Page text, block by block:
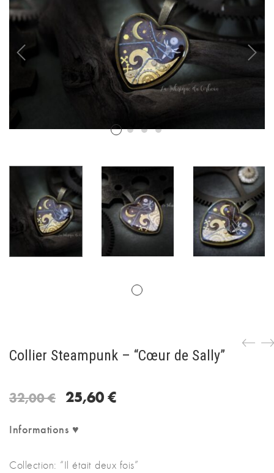
Collier Steampunk – “Cœur de Sally”
32,00€
Le
initial
32,00 €.
25,60€Le
25,60 €.
Informations ♥
Collection: “Il était deux fois”